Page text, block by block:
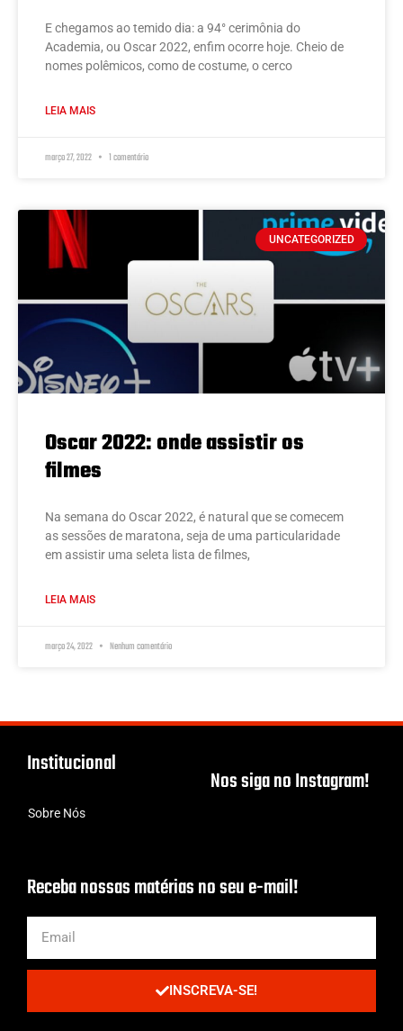
E chegamos ao temido dia: a 94° cerimônia do
Academia, ou Oscar 2022, enfim ocorre hoje. Cheio de
nomes polêmicos, como de costume, o cerco
LEIA MAIS
março 27, 2022 1 comentário
UNCATEGORIZED
Oscar 2022: onde assistir os
filmes
Na semana do Oscar 2022, é natural que se comecem
as sessões de maratona, seja de uma particularidade
em assistir uma seleta lista de filmes,
LEIA MAIS
março 24, 2022 Nenhum comentário
Institucional
Sobre Nós
Nos siga no Instagram!
Receba nossas matérias no seu e-mail!
INSCREVA-SE!